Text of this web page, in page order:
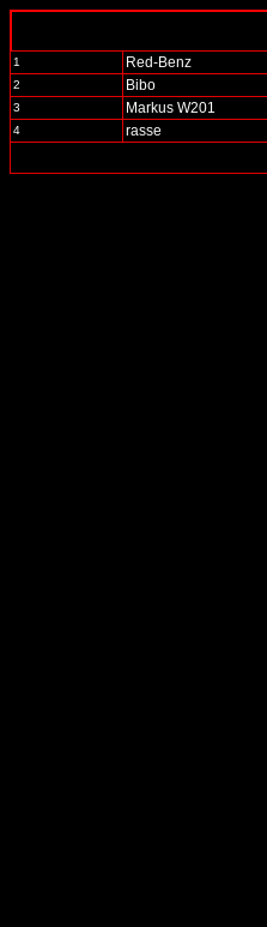
1 Red-Benz
2 Bibo
3 Markus W201
4 rasse